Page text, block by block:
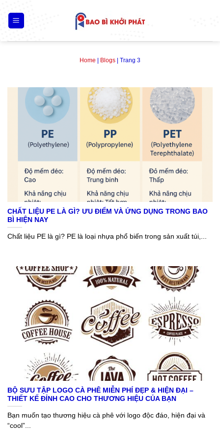
content
Home Blogs Trang 3
CHẤT LIỆU PE LÀ GÌ? ƯU ĐIỂM VÀ ỨNG DỤNG TRONG BAO
BÌ HIỆN NAY
Chất liệu PE là gì? PE là loại nhựa phổ biến trong sản xuất túi,...
BỘ SƯU TẬP LOGO CÀ PHÊ MIỄN PHÍ ĐẸP & HIỆN ĐẠI –
THIẾT KẾ ĐỈNH CAO CHO THƯƠNG HIỆU CỦA BẠN
Bạn muốn tạo thương hiệu cà phê với logo độc đáo, hiện đại và
“cool”...